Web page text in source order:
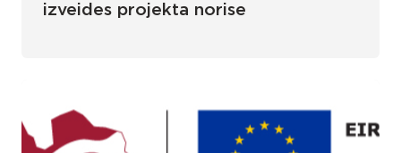
izveides projekta norise